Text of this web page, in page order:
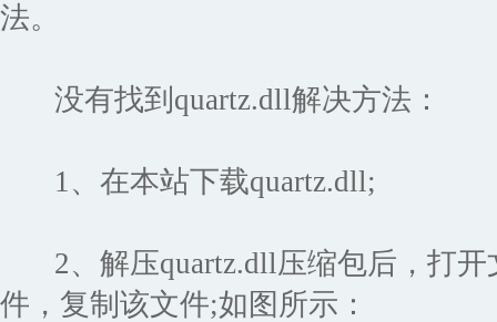
法。
没有找到quartz.dll解决方法：
1、在本站下载quartz.dll;
2、解压quartz.dll压缩包后，打开
件，复制该文件;如图所示：